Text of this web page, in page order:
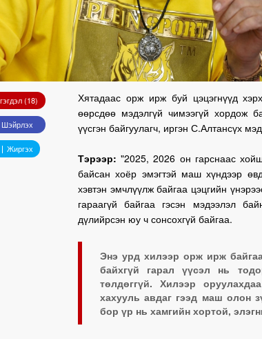
(18)
Шэйрлэх
Жиргэх
Хятадаас орж ирж буй цэцэгнүүд
өөрсдөө мэдэлгүй чимээгүй хордож
үүсгэн байгуулагч, иргэн С.Алтансүх
Тэрээр:"2025, 2026 он гарснаас
байсан хоёр эмэгтэй маш хүндээр
хэвтэн эмчлүүлж байгаа цэцгийн
гараагүй байгаа гэсэн мэдээлэл
дүлийрсэн юу ч сонсохгүй байгаа.
Энэ урд хилээр орж ирж
байхгүй гарал үүсэл нь
төлдөггүй. Хилээр
хахууль авдаг гээд маш олон
бор үр нь хамгийн хортой,